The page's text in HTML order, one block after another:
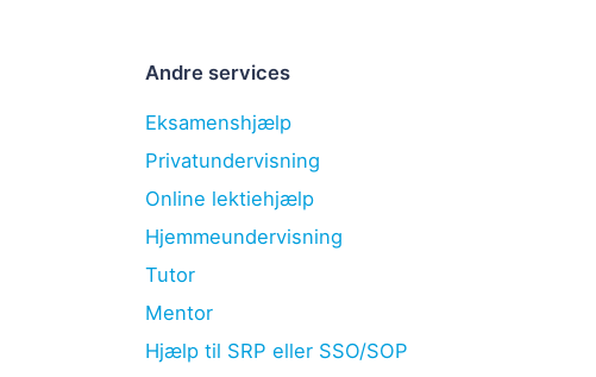
Andre services
Eksamenshjælp
Privatundervisning
Online lektiehjælp
Hjemmeundervisning
Tutor
Mentor
Hjælp til SRP eller SSO/SOP